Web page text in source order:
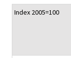
Index 2005=100